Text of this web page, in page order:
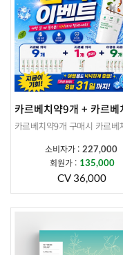
소비자가 : 227,000
회원가 : 135,000
CV 36,000